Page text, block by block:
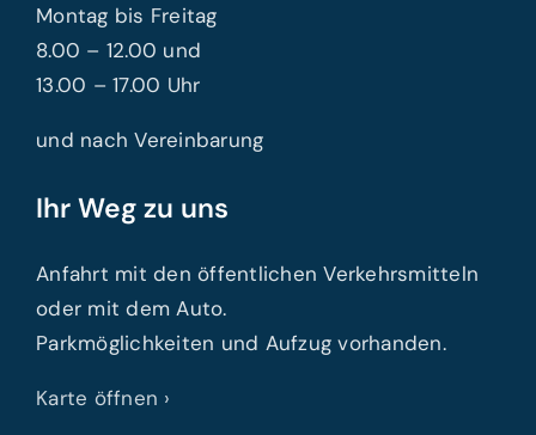
Montag bis Freitag
8.00 – 12.00 und
13.00 – 17.00 Uhr
und nach Vereinbarung
Ihr Weg zu uns
Anfahrt mit den öffentlichen Verkehrsmitteln
oder mit dem Auto.
Parkmöglichkeiten und Aufzug vorhanden.
Karte öffnen ›